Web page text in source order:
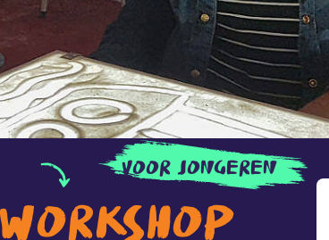
VOOR JONGEREN